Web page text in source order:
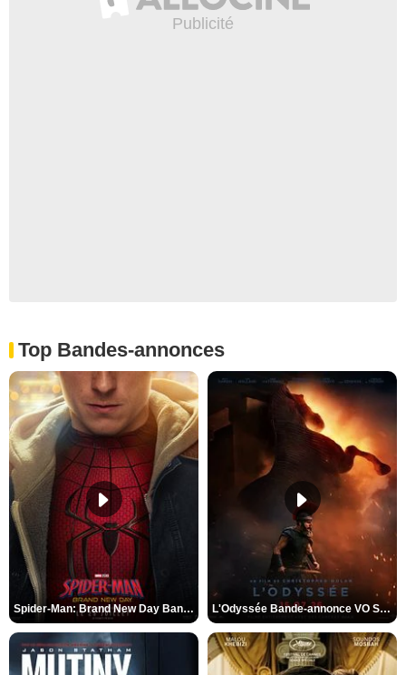
Top Bandes-annonces
Spider-Man: Brand New Day Bande-annonce VO STFR L'Odyssée Bande-annonce VO STFR